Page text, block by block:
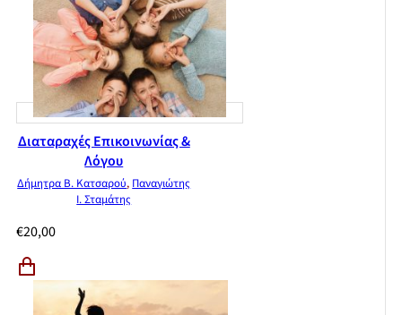
Διαταραχές Επικοινωνίας &
Λόγου
Δήμητρα Β. Κατσαρού, Παναγιώτης
Ι. Σταμάτης
€20,00